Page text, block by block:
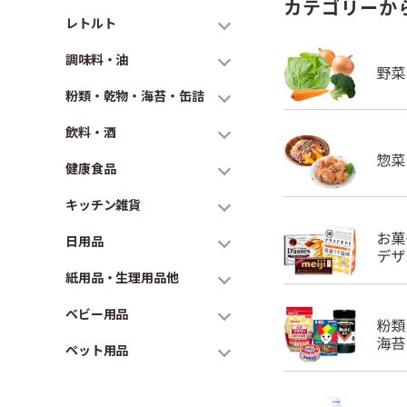
レトルト
調味料・油
粉類・乾物・海苔・缶詰
飲料・酒
健康食品
キッチン雑貨
日用品
紙用品・生理用品他
ベビー用品
ペット用品
カテゴリーか